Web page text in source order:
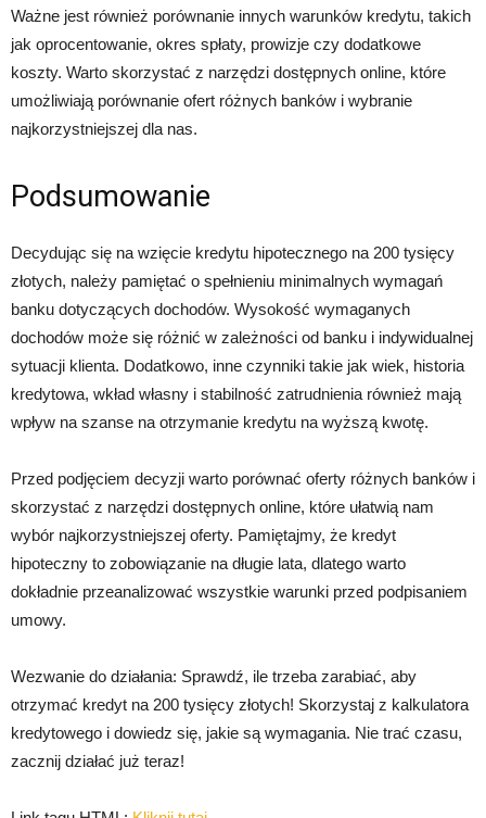
Ważne jest również porównanie innych warunków kredytu, takich
jak oprocentowanie, okres spłaty, prowizje czy dodatkowe
koszty. Warto skorzystać z narzędzi dostępnych online, które
umożliwiają porównanie ofert różnych banków i wybranie
najkorzystniejszej dla nas.
Podsumowanie
Decydując się na wzięcie kredytu hipotecznego na 200 tysięcy
złotych, należy pamiętać o spełnieniu minimalnych wymagań
banku dotyczących dochodów. Wysokość wymaganych
dochodów może się różnić w zależności od banku i indywidualnej
sytuacji klienta. Dodatkowo, inne czynniki takie jak wiek, historia
kredytowa, wkład własny i stabilność zatrudnienia również mają
wpływ na szanse na otrzymanie kredytu na wyższą kwotę.
Przed podjęciem decyzji warto porównać oferty różnych banków i
skorzystać z narzędzi dostępnych online, które ułatwią nam
wybór najkorzystniejszej oferty. Pamiętajmy, że kredyt
hipoteczny to zobowiązanie na długie lata, dlatego warto
dokładnie przeanalizować wszystkie warunki przed podpisaniem
umowy.
Wezwanie do działania: Sprawdź, ile trzeba zarabiać, aby
otrzymać kredyt na 200 tysięcy złotych! Skorzystaj z kalkulatora
kredytowego i dowiedz się, jakie są wymagania. Nie trać czasu,
zacznij działać już teraz!